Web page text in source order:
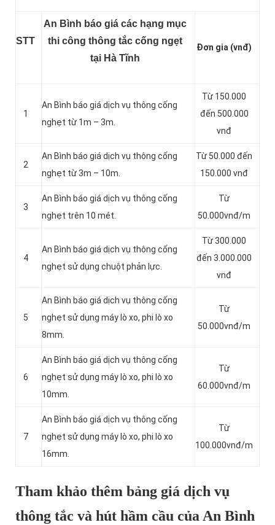
STT
An Bình báo giá các hạng mục
thi công thông tắc cống ngẹt
tại Hà Tĩnh
Đơn gia (vnđ)
1
An Bình báo giá dịch vụ thông cống
nghẹt từ 1m – 3m.
Từ 150.000
đến 500.000
vnđ
2
An Bình báo giá dịch vụ thông cống
nghẹt từ 3m – 10m.
Từ 50.000 đến
150.000 vnđ
3
An Bình báo giá dịch vụ thông cống
nghẹt trên 10 mét.
Từ
50.000vnđ/m
4
An Bình báo giá dịch vụ thông cống
nghẹt sử dụng chuột phản lực.
Từ 300.000
đến 3.000.000
vnđ
5
An Bình báo giá dịch vụ thông cống
nghẹt sử dụng máy lò xo, phi lò xo
8mm.
Từ
50.000vnđ/m
6
An Bình báo giá dịch vụ thông cống
nghẹt sử dụng máy lò xo, phi lò xo
10mm.
Từ
60.000vnđ/m
7
An Bình báo giá dịch vụ thông cống
nghẹt sử dụng máy lò xo, phi lò xo
16mm.
Từ
100.000vnđ/m
Tham khảo thêm bảng giá dịch vụ
thông tắc và hút hầm cầu của An Bình